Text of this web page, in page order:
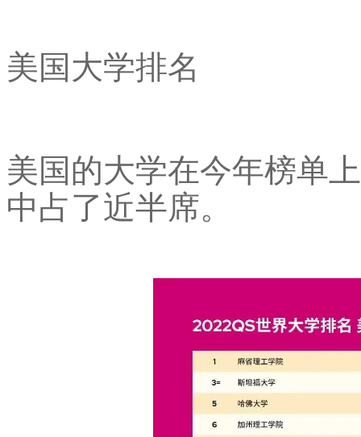
美国大学排名
美国的大学在今年榜单
中占了近半席。